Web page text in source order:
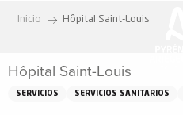
principal
Inicio Hôpital Saint-Louis
Hôpital Saint-Louis
SERVICIOS SERVICIOS SANITARIOS